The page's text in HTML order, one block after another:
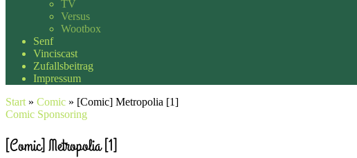
TV
Versus
Wootbox
Senf
Vinciscast
Zufallsbeitrag
Impressum
Start » Comic » [Comic] Metropolia [1]
Comic Sponsoring
[Comic] Metropolia [1]